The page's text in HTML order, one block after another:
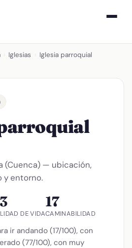
Iglesias Iglesia parroquial
(Cuenca) — ubicación,
y entorno.
DE VIDA
17
CAMINABILIDAD
ir andando (17/100), con
(77/100), con muy